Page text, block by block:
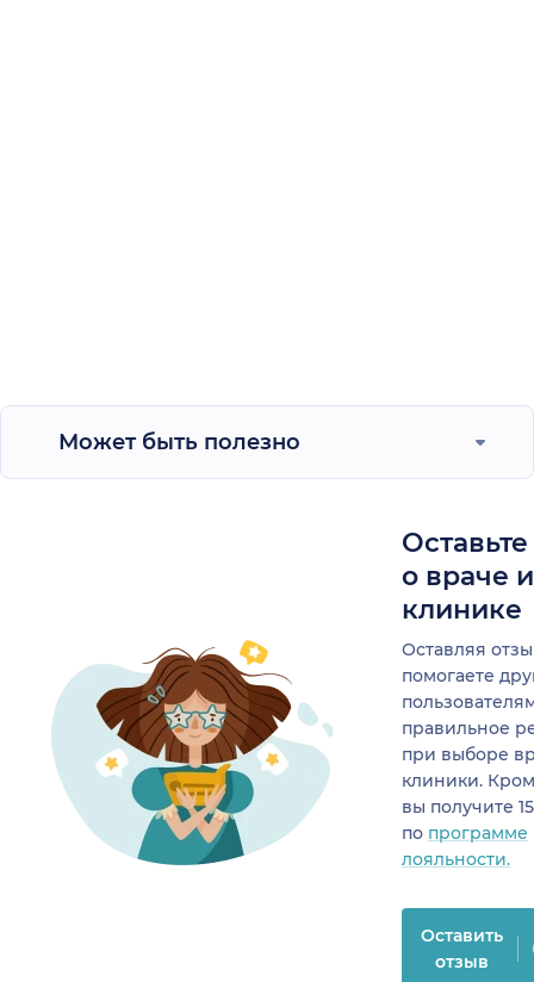
Может быть полезно
о враче
клинике
Оставляя
помогаете
правильное
при выборе
клиники.
вы получите
по программе
лояльности.
Оставить
отзыв